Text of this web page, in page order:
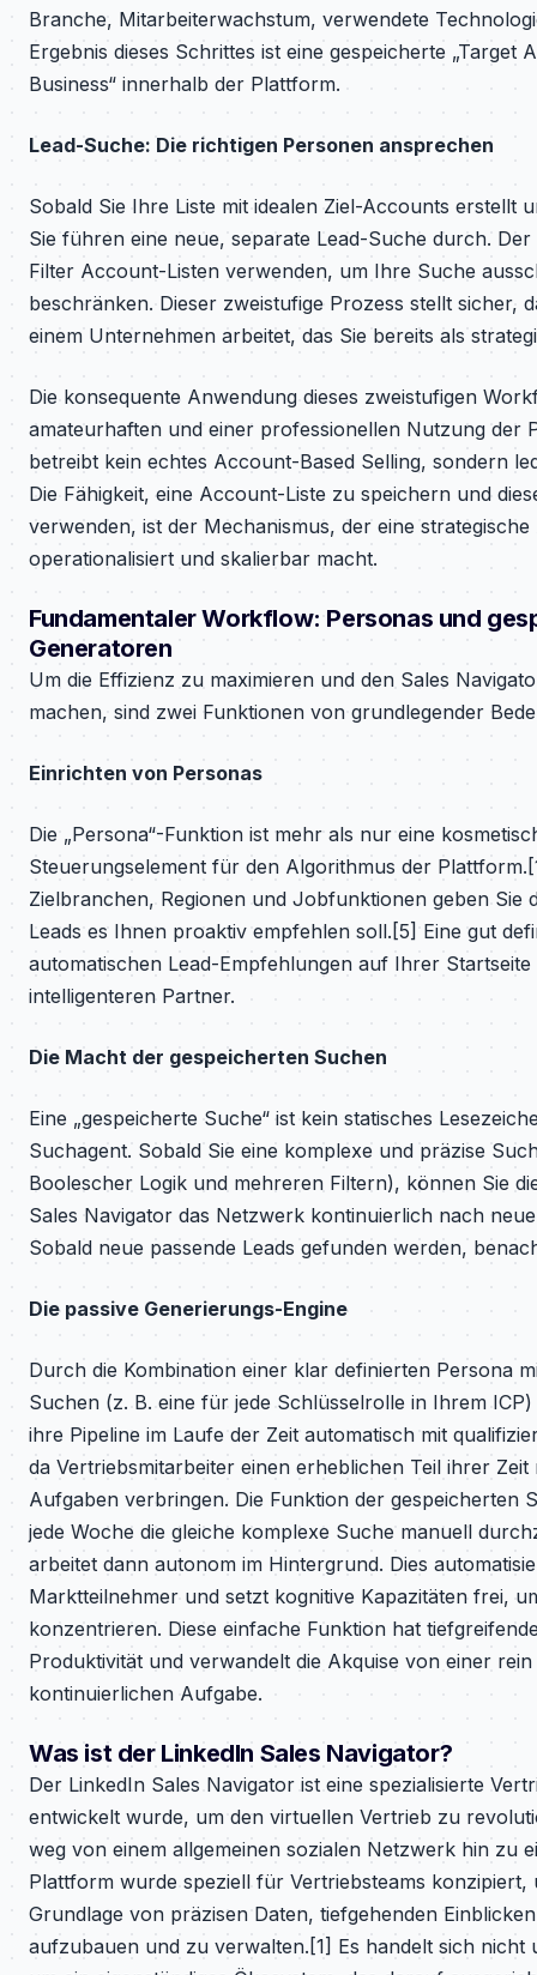
Branche, Mitarbeiterwachstum, verwendete
Ergebnis dieses Schrittes ist eine gespeicherte
Business“ innerhalb der Plattform.
Lead-Suche: Die richtigen Personen ansprechen
Sobald Sie Ihre Liste mit idealen Ziel-Accounts erstellt
Sie führen eine neue, separate Lead-Suche durch.
Filter Account-Listen verwenden, um Ihre Suche
beschränken. Dieser zweistufige Prozess stellt sicher,
einem Unternehmen arbeitet, das Sie bereits als
Die konsequente Anwendung dieses zweistufigen
amateurhaften und einer professionellen Nutzung der
betreibt kein echtes Account-Based Selling, sondern
Die Fähigkeit, eine Account-Liste zu speichern und
verwenden, ist der Mechanismus, der eine
operationalisiert und skalierbar macht.
Fundamentaler Workflow: Personas und
Generatoren
Um die Effizienz zu maximieren und den Sales
machen, sind zwei Funktionen von grundlegender
Einrichten von Personas
Die „Persona“-Funktion ist mehr als nur eine
Steuerungselement für den Algorithmus der
Zielbranchen, Regionen und Jobfunktionen geben
Leads es Ihnen proaktiv empfehlen soll.[5] Eine gut
automatischen Lead-Empfehlungen auf Ihrer
intelligenteren Partner.
Die Macht der gespeicherten Suchen
Eine „gespeicherte Suche“ ist kein statisches
Suchagent. Sobald Sie eine komplexe und präzise
Boolescher Logik und mehreren Filtern), können Sie
Sales Navigator das Netzwerk kontinuierlich nach
Sobald neue passende Leads gefunden werden,
Die passive Generierungs-Engine
Durch die Kombination einer klar definierten Persona
Suchen (z. B. eine für jede Schlüsselrolle in Ihrem
ihre Pipeline im Laufe der Zeit automatisch mit
da Vertriebsmitarbeiter einen erheblichen Teil ihrer
Aufgaben verbringen. Die Funktion der gespeicherten
jede Woche die gleiche komplexe Suche manuell
arbeitet dann autonom im Hintergrund. Dies
Marktteilnehmer und setzt kognitive Kapazitäten frei,
konzentrieren. Diese einfache Funktion hat
Produktivität und verwandelt die Akquise von einer
kontinuierlichen Aufgabe.
Was ist der LinkedIn Sales Navigator?
Der LinkedIn Sales Navigator ist eine spezialisierte
entwickelt wurde, um den virtuellen Vertrieb zu
weg von einem allgemeinen sozialen Netzwerk hin zu
Plattform wurde speziell für Vertriebsteams
Grundlage von präzisen Daten, tiefgehenden
aufzubauen und zu verwalten.[1] Es handelt sich